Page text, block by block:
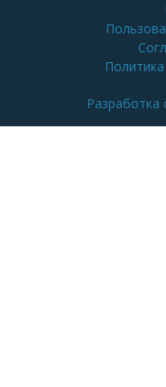
Разработка